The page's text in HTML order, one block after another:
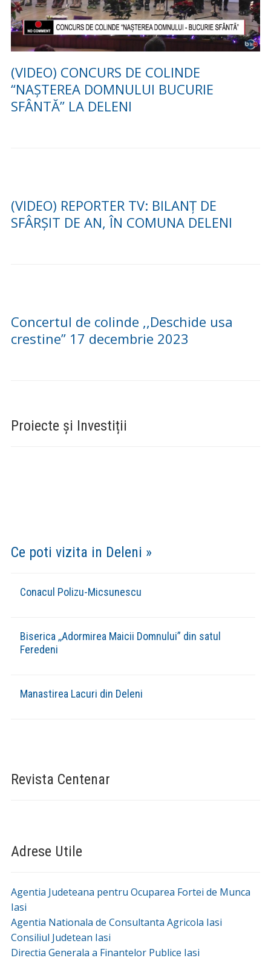
(VIDEO) CONCURS DE COLINDE
“NAȘTEREA DOMNULUI BUCURIE
SFÂNTĂ” LA DELENI
(VIDEO) REPORTER TV: BILANȚ DE
SFÂRȘIT DE AN, ÎN COMUNA DELENI
Concertul de colinde ,,Deschide usa
crestine” 17 decembrie 2023
Proiecte și Investiții
Ce poti vizita in Deleni »
Conacul Polizu-Micsunescu
Biserica ,,Adormirea Maicii Domnului” din satul
Feredeni
Manastirea Lacuri din Deleni
Revista Centenar
Adrese Utile
Agentia Judeteana pentru Ocuparea Fortei de Munca
Iasi
Agentia Nationala de Consultanta Agricola Iasi
Consiliul Judetean Iasi
Directia Generala a Finantelor Publice Iasi